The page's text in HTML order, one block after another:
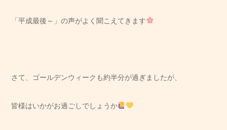
「平成最後～」の声がよく聞こえてきます
さて、ゴールデンウィークも約半分が過ぎましたが、
皆様はいかがお過ごしでしょうか